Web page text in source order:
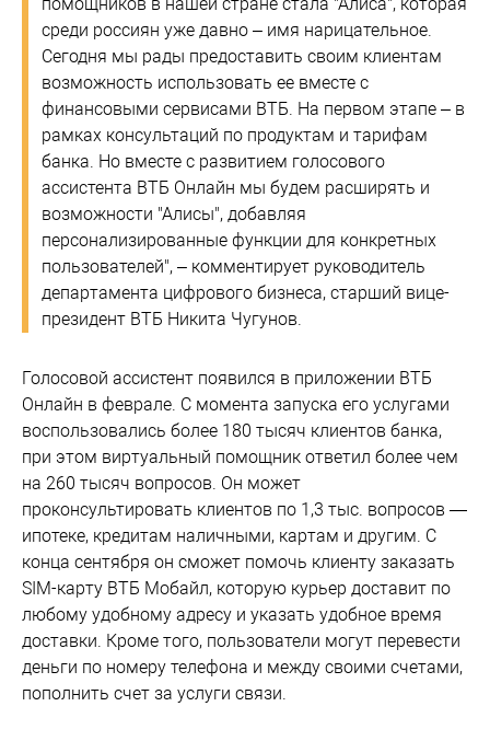
среди россиян уже давно – имя нарицательное.
Сегодня мы рады предоставить своим клиентам
возможность использовать ее вместе с
финансовыми сервисами ВТБ. На первом этапе – в
рамках консультаций по продуктам и тарифам
банка. Но вместе с развитием голосового
ассистента ВТБ Онлайн мы будем расширять и
возможности "Алисы", добавляя
персонализированные функции для конкретных
пользователей", – комментирует руководитель
департамента цифрового бизнеса, старший вице-
президент ВТБ Никита Чугунов.
Голосовой ассистент появился в приложении ВТБ
Онлайн в феврале. С момента запуска его услугами
воспользовались более 180 тысяч клиентов банка,
при этом виртуальный помощник ответил более чем
на 260 тысяч вопросов. Он может
проконсультировать клиентов по 1,3 тыс. вопросов —
ипотеке, кредитам наличными, картам и другим. С
конца сентября он сможет помочь клиенту заказать
SIM-карту ВТБ Мобайл, которую курьер доставит по
любому удобному адресу и указать удобное время
доставки. Кроме того, пользователи могут перевести
деньги по номеру телефона и между своими счетами,
пополнить счет за услуги связи.